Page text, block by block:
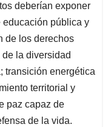
deberían exponer
educación pública y
de los derechos
la diversidad
transición energética
territorial y
paz capaz de
de la vida.